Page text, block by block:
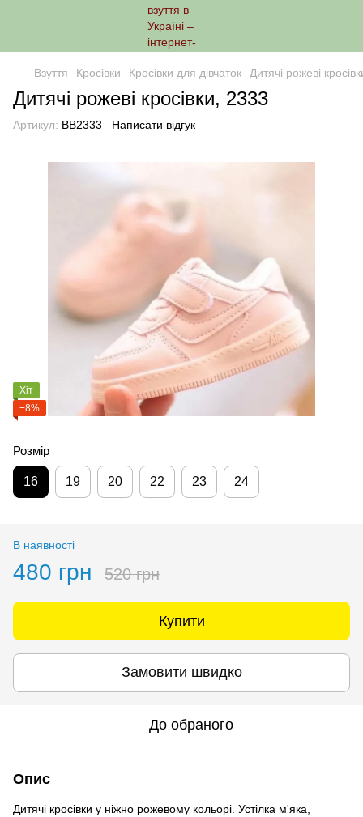
Взуття Кросівки Кросівки для дівчаток Дитячі рожеві
Дитячі рожеві кросівки, 2333
Артикул: ВВ2333 Написати відгук
Хіт
−8%
Розмір
16 19 20 22 23 24
В наявності
480 грн 520 грн
Купити
Замовити швидко
До обраного
Опис
Дитячі кросівки у ніжно рожевому кольорі. Устілка м'яка,